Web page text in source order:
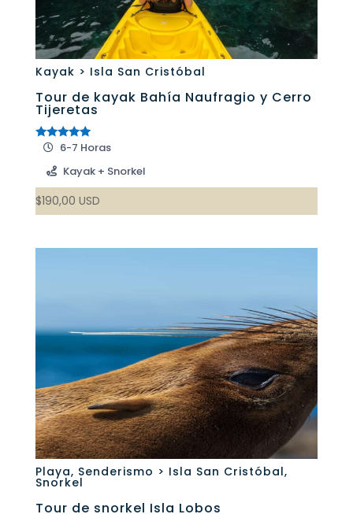
Kayak > Isla San Cristóbal
Tour de kayak Bahía Naufragio y Cerro
Tijeretas
Valorado
5.00
de 5
6-7 Horas
Kayak + Snorkel
$190,00 USD
Playa, Senderismo > Isla San Cristóbal,
Snorkel
Tour de snorkel Isla Lobos